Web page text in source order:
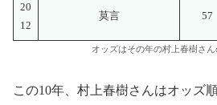
20
12
莫言 57
オッズはその年の村上春樹さ
この10年、村上春樹さんはオッズ